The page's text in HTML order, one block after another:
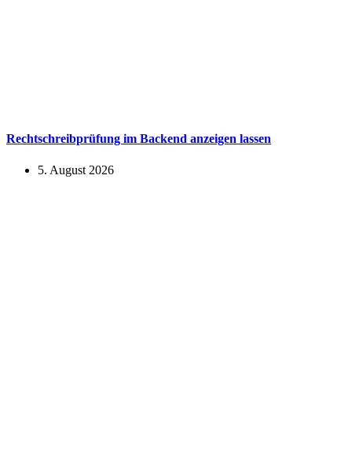
Rechtschreibprüfung im Backend anzeigen lassen
5. August 2026